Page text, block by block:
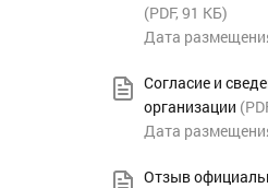
(PDF, 91 КБ)
Дата
Согласие и
организации (
Дата
Отзыв